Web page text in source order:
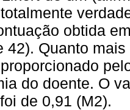
obtida
42). Quanto
do doente. O
de 0,91 (M2).